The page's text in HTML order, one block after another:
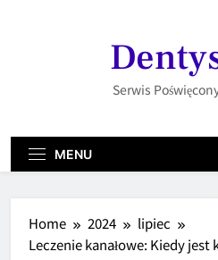
Serwis
MENU
Home 2024
lipiec
Leczenie kanałowe: Kiedy